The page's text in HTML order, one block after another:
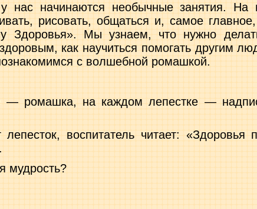
у нас начинаются необычные за­нятия.
рисо­вать, общаться и, самое
Здоровья». Мы узнаем, что нужно
как научиться помогать дру­гим
с волшебной ромашкой.
— ромашка, на каждом лепест­ке —
воспитатель читает: «Здоровья
мудрость?